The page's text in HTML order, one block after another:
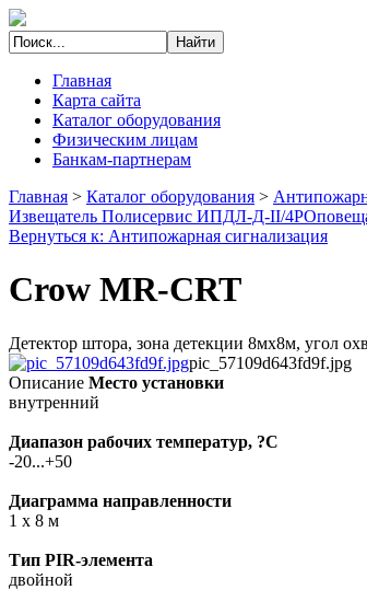
Главная
Карта сайта
Каталог оборудования
Физическим лицам
Банкам-партнерам
Главная > Каталог оборудования >
Извещатель Полисервис ИПДЛ-Д-II/4P
Вернуться к: Антипожарная сигнализация
Crow MR-CRT
Детектор штора, зона детекции 8мх8м, угол
pic_57109d643fd9f.jpg
Описание Место установки
внутренний
Диапазон рабочих температур, ?С
-20...+50
Диаграмма направленности
1 х 8 м
Тип PIR-элемента
двойной